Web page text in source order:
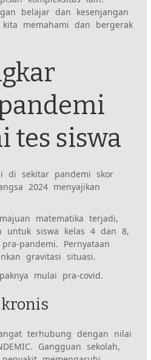
belajar dan kesenjangan
kita memahami dan bergerak
tes siswa
di sekitar pandemi skor
2024 menyajikan
matematika terjadi,
untuk siswa kelas 4 dan 8,
pandemi. Pernyataan
gravitasi situasi.
mulai pra-covid.
kronis
terhubung dengan nilai
Gangguan sekolah,